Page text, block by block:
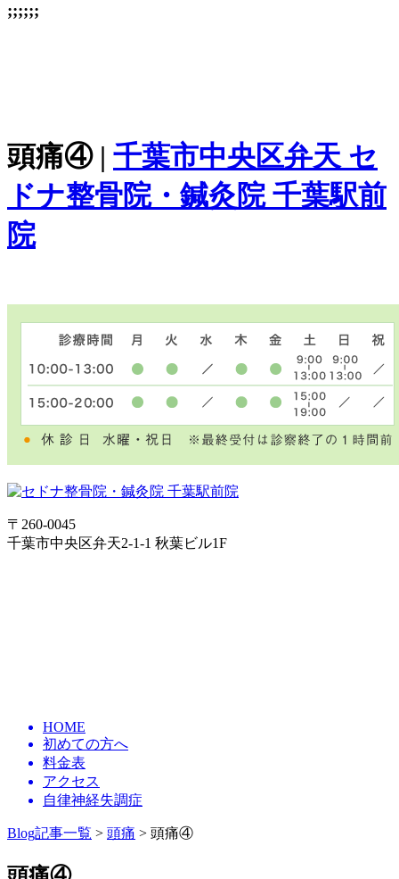
;;;;;;
頭痛④ | 千葉市中央区弁天 セ
ドナ整骨院・鍼灸院 千葉駅前
院
〒260-0045
千葉市中央区弁天2-1-1 秋葉ビル1F
アクセス
自律神経失調症
Blog記事一覧
頭痛④